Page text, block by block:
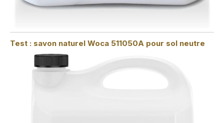
Test : savon naturel Woca 511050A pour sol neutre